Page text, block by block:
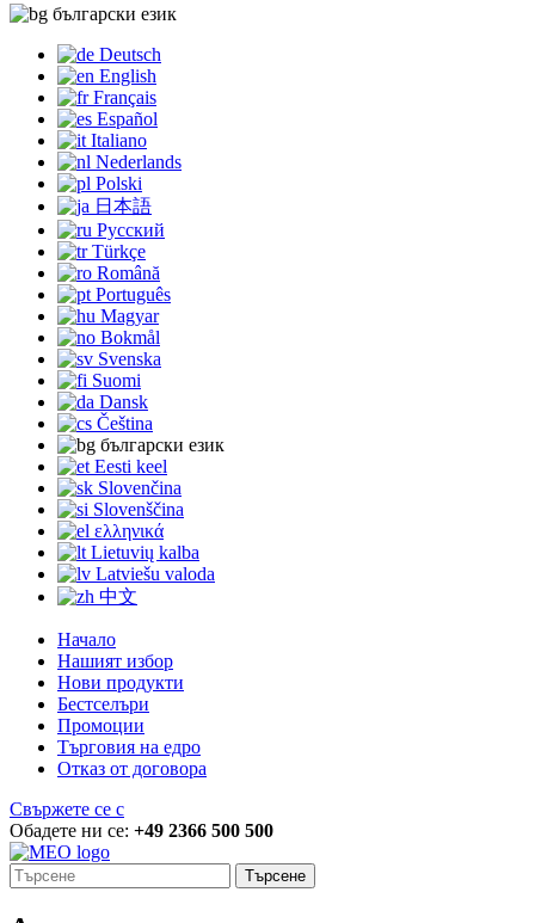
български език
Deutsch
English
Français
Español
Italiano
Nederlands
Polski
日本語
Русский
Türkçe
Română
Português
Magyar
Bokmål
Svenska
Suomi
Dansk
Čeština
български език
Eesti keel
Slovenčina
Slovenščina
ελληνικά
Lietuvių kalba
Latviešu valoda
中文
Начало
Нашият избор
Нови продукти
Бестселъри
Промоции
Търговия на едро
Отказ от договора
Свържете се с
Обадете ни се: +49 2366 500 500
Търсене